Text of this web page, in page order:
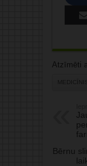
Atzīmēti
Bērnu